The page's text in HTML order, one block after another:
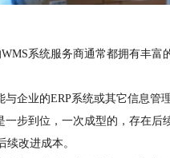
系统服务商通常都拥有丰
企业的ERP系统或其它信息管
一步到位，一次成型的，存在
改进成本。